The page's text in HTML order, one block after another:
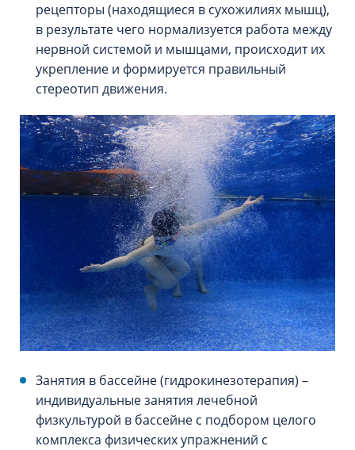
рецепторы (находящиеся в сухожилиях мышц),
в результате чего нормализуется работа между
нервной системой и мышцами, происходит их
укрепление и формируется правильный
стереотип движения.
Занятия в бассейне (гидрокинезотерапия) –
индивидуальные занятия лечебной
физкультурой в бассейне с подбором целого
комплекса физических упражнений с